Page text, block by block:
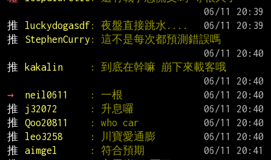
推
luckydogasdf: 夜盤直接跳水....
推
StephenCurry : 這不是每次都預測錯誤嗎
推
kakalin
: 到底在幹嘛 崩下來載客哦
→
neil0611 : 一根
推
j32072 : 升息囉
推
Qoo20811 : who car
推
leo3258 : 川寶愛通膨
推
aimgel : 符合預期